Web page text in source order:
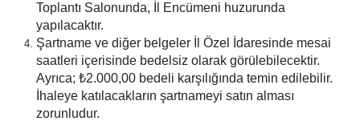
Toplantı Salonunda, İl Encümeni huzurunda
yapılacaktır.
Şartname ve diğer belgeler İl Özel İdaresinde mesai
saatleri içerisinde bedelsiz olarak görülebilecektir.
Ayrıca; ₺2.000,00 bedeli karşılığında temin edilebilir.
İhaleye katılacakların şartnameyi satın alması
zorunludur.